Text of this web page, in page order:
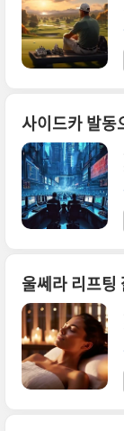
사이드카 발동
울쎄라 리프팅